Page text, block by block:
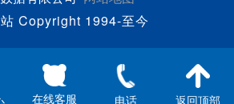
Copyright 1994-至今
在线客服 电话 返回顶部